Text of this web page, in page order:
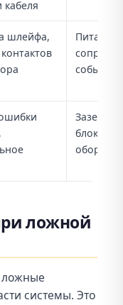
кабеля
шлейфа,
событий
блоки
ложной
ложные
системы. Это